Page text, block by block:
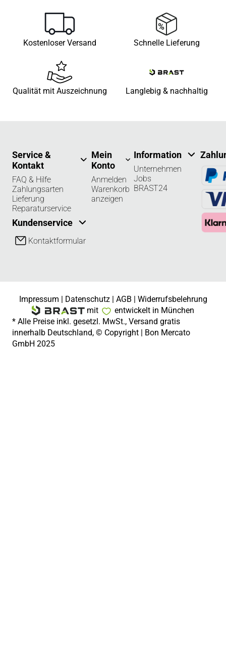
Kostenloser Versand Schnelle Lieferung
Qualität mit Auszeichnung Langlebig & nachhaltig
Service &
Kontakt
FAQ & Hilfe
Zahlungsarten
Lieferung
Reparaturservice
Kundenservice
Kontaktformular
Mein
Konto
Anmelden
Warenkorb
anzeigen
Information
Unternehmen
Jobs
BRAST24
Impressum | Datenschutz| AGB | Widerrufsbelehrung
mit
entwickelt in München
* Alle Preise inkl. gesetzl. MwSt., Versand gratis
innerhalb Deutschland, © Copyright | Bon Mercato
GmbH 2025